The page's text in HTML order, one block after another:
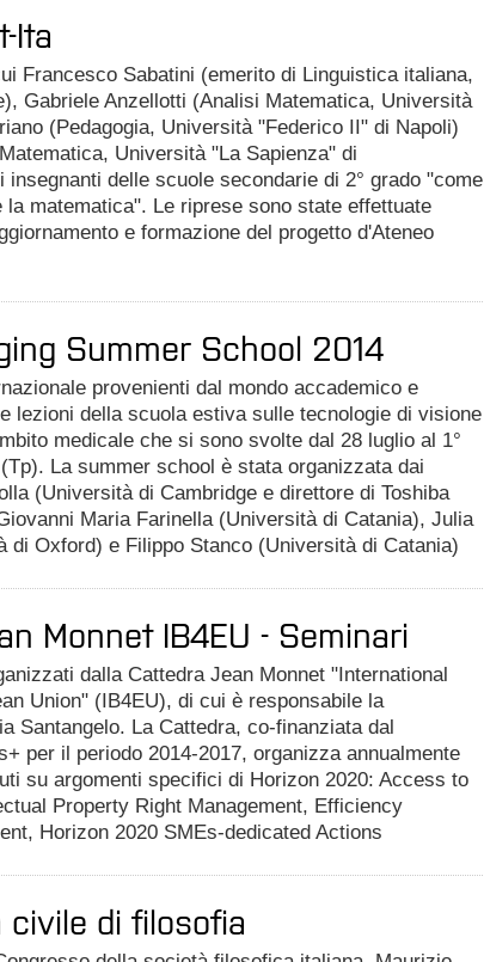
Ita
Francesco Sabatini (emerito di Linguistica italiana,
Gabriele Anzellotti (Analisi Matematica, Università
(Pedagogia, Università "Federico II" di Napoli)
Università "La Sapienza" di
insegnanti delle scuole secondarie di 2° grado "come
la matematica". Le riprese sono state effettuate
e formazione del progetto d'Ateneo
Summer School 2014
provenienti dal mondo accademico e
lezioni della scuola estiva sulle tecnologie di visione
medicale che si sono svolte dal 28 luglio al 1°
La summer school è stata organizzata dai
(Università di Cambridge e direttore di Toshiba
Maria Farinella (Università di Catania), Julia
di Oxford) e Filippo Stanco (Università di Catania)
Monnet IB4EU - Seminari
dalla Cattedra Jean Monnet "International
Union" (IB4EU), di cui è responsabile la
Santangelo. La Cattedra, co-finanziata dal
per il periodo 2014-2017, organizza annualmente
su argomenti specifici di Horizon 2020: Access to
Property Right Management, Efficiency
Horizon 2020 SMEs-dedicated Actions
civile di filosofia